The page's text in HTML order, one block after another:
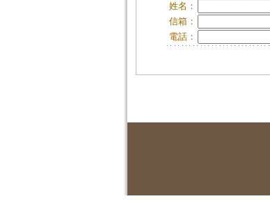
姓名：
信箱：
電話：